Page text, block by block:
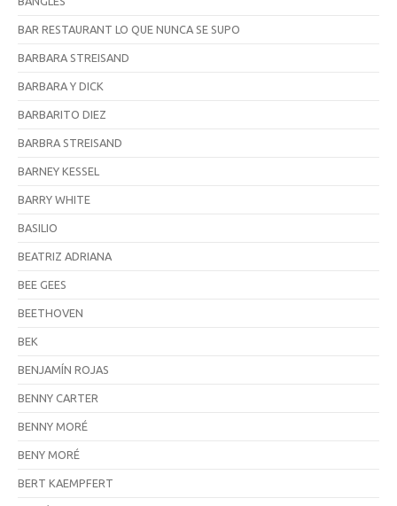
BAR RESTAURANT LO QUE NUNCA SE SUPO
BARBARA STREISAND
BARBARA Y DICK
BARBARITO DIEZ
BARBRA STREISAND
BARNEY KESSEL
BARRY WHITE
BASILIO
BEATRIZ ADRIANA
BEE GEES
BEETHOVEN
BEK
BENJAMÍN ROJAS
BENNY CARTER
BENNY MORÉ
BENY MORÉ
BERT KAEMPFERT